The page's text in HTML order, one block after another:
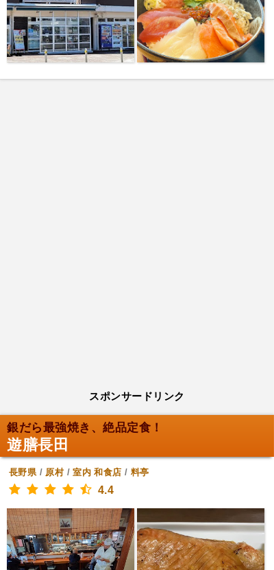
スポンサードリンク
銀だら最強焼き、絶品定食！
遊膳長田
長野県/ 原村/室内 和食店 / 料亭
4.4